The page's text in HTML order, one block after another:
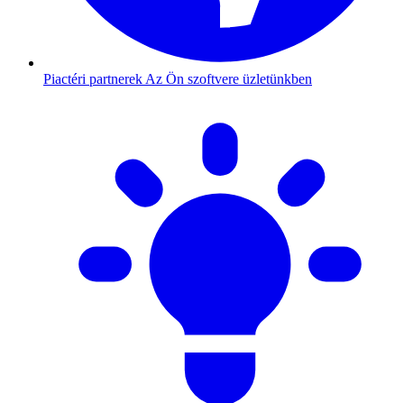
Piactéri partnerek Az Ön szoftvere üzletünkben